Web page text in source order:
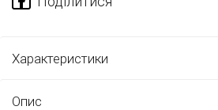
Характеристики
Опис